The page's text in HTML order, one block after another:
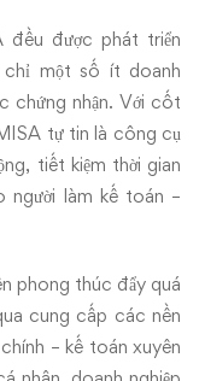
đều được phát triển
một số ít doanh
chứng nhận. Với cốt
tự tin là công cụ
tiết kiệm thời gian
làm kế toán –
phong thúc đẩy quá
cung cấp các nền
– kế toán xuyên